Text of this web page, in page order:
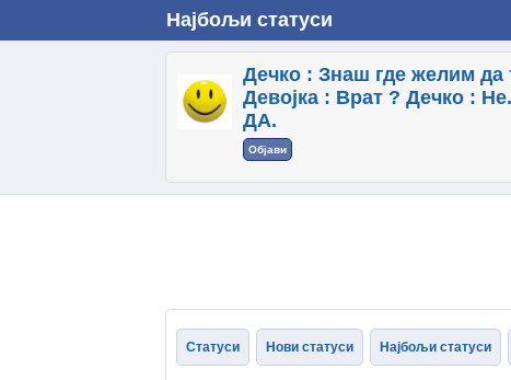
Најбољи статуси
Дечко : Знаш где желим да
Девојка : Врат ? Дечко :
ДА.
Објави
Статуси Нови статуси Најбољи статуси